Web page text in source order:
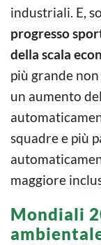
industriali. E,
progresso
della scala
più grande
un aumento
squadre e più
maggiore
Mondiali